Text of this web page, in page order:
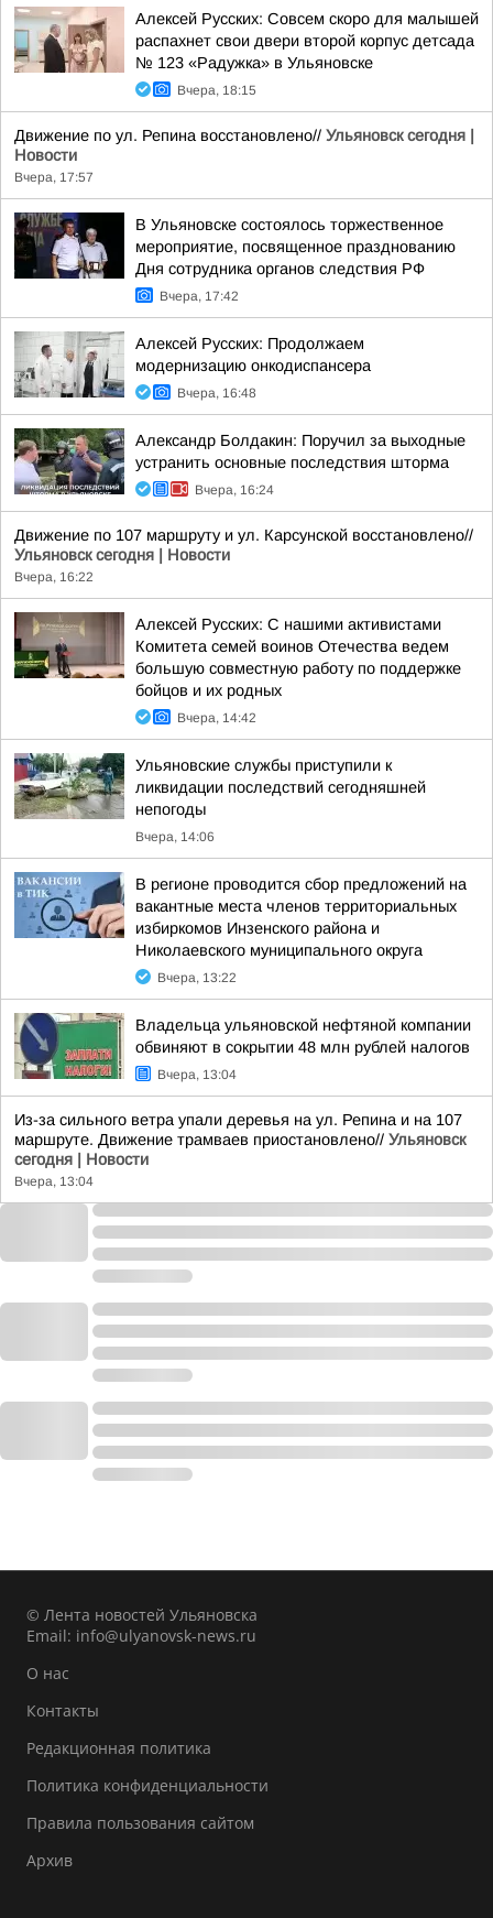
Алексей Русских: Совсем скоро для малышей
распахнет свои двери второй корпус детсада
№ 123 «Радужка» в Ульяновске
Вчера, 18:15
Движение по ул. Репина восстановлено// Ульяновск сегодня |
Новости
Вчера, 17:57
В Ульяновске состоялось торжественное
мероприятие, посвященное празднованию
Дня сотрудника органов следствия РФ
Вчера, 17:42
Алексей Русских: Продолжаем
модернизацию онкодиспансера
Вчера, 16:48
Александр Болдакин: Поручил за выходные
устранить основные последствия шторма
Вчера, 16:24
Движение по 107 маршруту и ул. Карсунской восстановлено//
Ульяновск сегодня | Новости
Вчера, 16:22
Алексей Русских: С нашими активистами
Комитета семей воинов Отечества ведем
большую совместную работу по поддержке
бойцов и их родных
Вчера, 14:42
Ульяновские службы приступили к
ликвидации последствий сегодняшней
непогоды
Вчера, 14:06
В регионе проводится сбор предложений на
вакантные места членов территориальных
избиркомов Инзенского района и
Николаевского муниципального округа
Вчера, 13:22
Владельца ульяновской нефтяной компании
обвиняют в сокрытии 48 млн рублей налогов
Вчера, 13:04
Из-за сильного ветра упали деревья на ул. Репина и на 107
маршруте. Движение трамваев приостановлено// Ульяновск
сегодня | Новости
Вчера, 13:04
© Лента новостей Ульяновска
Email: info@ulyanovsk-news.ru
О нас
Контакты
Редакционная политика
Политика конфиденциальности
Правила пользования сайтом
Архив